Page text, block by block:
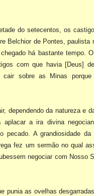
do setecentos, os
Belchior de Pontes,
há bastante tempo.
com que havia [Deus]
cair sobre as Minas
dependendo da natureza e
aplacar a ira divina
pecado. Agrandiosidade
fez um sermão no qual
negociar com Nosso
punia as ovelhas